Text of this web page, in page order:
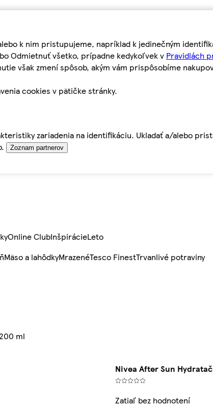
k nim pristupujeme, napríklad k jedinečným
Odmietnuť všetko, prípadne kedykoľvek v Pravidlách
však zmení spôsob, akým vám prispôsobíme
cookies v pätičke stránky.
zariadenia na identifikáciu. Ukladať a/alebo
Zoznam partnerov
Online ClubInšpirácieLeto
Mäso a lahôdkyMrazenéTesco FinestTrvanlivé potraviny
ml
Nivea After Sun
Zatiaľ bez hodnotení